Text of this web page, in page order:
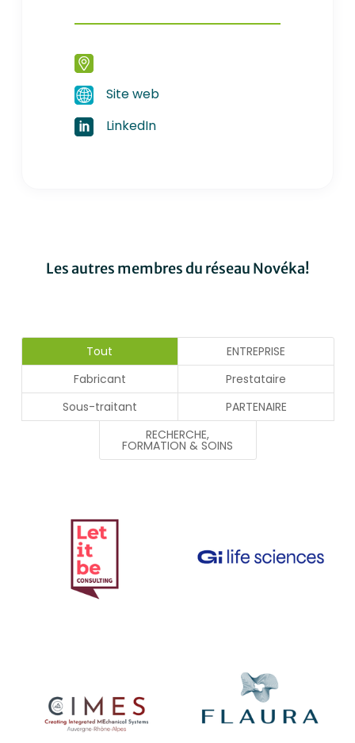
Site web
LinkedIn
Les autres membres du réseau Novéka!
Tout
ENTREPRISE
Fabricant
Prestataire
Sous-traitant
PARTENAIRE
RECHERCHE,
FORMATION & SOINS